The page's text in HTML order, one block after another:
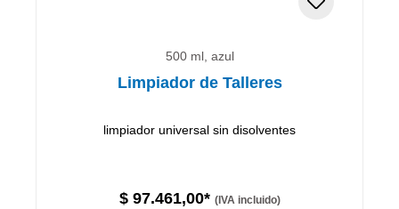
500 ml, azul
Limpiador de Talleres
limpiador universal sin disolventes
$ 97.461,00* (IVA incluido)